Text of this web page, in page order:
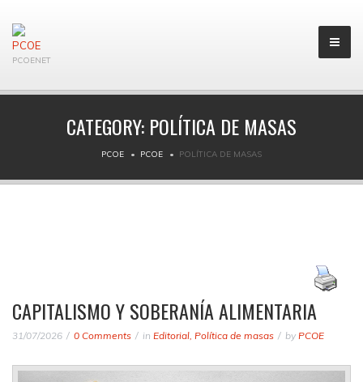
PCOENET
CATEGORY: POLÍTICA DE MASAS
PCOE PCOE POLÍTICA DE MASAS
CAPITALISMO Y SOBERANÍA ALIMENTARIA
31/07/2026 0 Comments in Editorial, Política de masas by PCOE